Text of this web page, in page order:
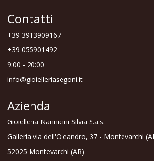
Contatti
+39 3913909167
+39 055901492
9:00 - 20:00
info@gioielleriasegoni.it
Azienda
Gioielleria Nannicini Silvia S.a.s.
Galleria via dell'Oleandro, 37 - Montevarchi
52025 Montevarchi (AR)